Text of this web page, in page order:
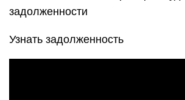
задолженности
Узнать задолженность